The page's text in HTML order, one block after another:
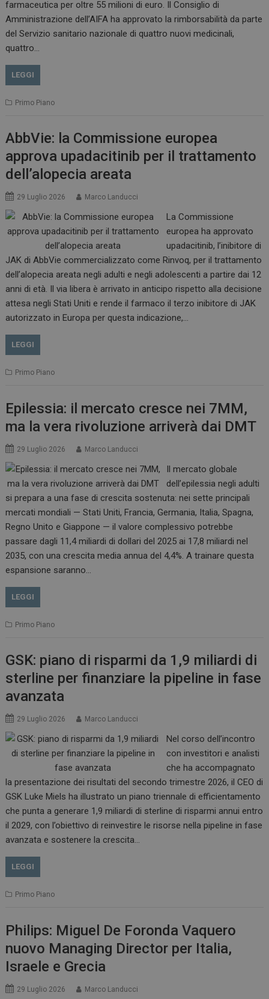
farmaceutica per oltre 55 milioni di euro. Il Consiglio di
Amministrazione dell’AIFA ha approvato la rimborsabilità da parte
del Servizio sanitario nazionale di quattro nuovi medicinali,
quattro…
LEGGI
Primo Piano
AbbVie: la Commissione europea
approva upadacitinib per il trattamento
dell’alopecia areata
29 Luglio 2026 Marco Landucci
La Commissione
europea ha approvato
upadacitinib, l’inibitore di
JAK di AbbVie commercializzato come Rinvoq, per il trattamento
dell’alopecia areata negli adulti e negli adolescenti a partire dai 12
anni di età. Il via libera è arrivato in anticipo rispetto alla decisione
attesa negli Stati Uniti e rende il farmaco il terzo inibitore di JAK
autorizzato in Europa per questa indicazione,…
LEGGI
Primo Piano
Epilessia: il mercato cresce nei 7MM,
ma la vera rivoluzione arriverà dai DMT
29 Luglio 2026 Marco Landucci
Il mercato globale
dell’epilessia negli adulti
si prepara a una fase di crescita sostenuta: nei sette principali
mercati mondiali — Stati Uniti, Francia, Germania, Italia, Spagna,
Regno Unito e Giappone — il valore complessivo potrebbe
passare dagli 11,4 miliardi di dollari del 2025 ai 17,8 miliardi nel
2035, con una crescita media annua del 4,4%. A trainare questa
espansione saranno…
LEGGI
Primo Piano
GSK: piano di risparmi da 1,9 miliardi di
sterline per finanziare la pipeline in fase
avanzata
29 Luglio 2026 Marco Landucci
Nel corso dell’incontro
con investitori e analisti
che ha accompagnato
la presentazione dei risultati del secondo trimestre 2026, il CEO di
GSK Luke Miels ha illustrato un piano triennale di efficientamento
che punta a generare 1,9 miliardi di sterline di risparmi annui entro
il 2029, con l’obiettivo di reinvestire le risorse nella pipeline in fase
avanzata e sostenere la crescita…
LEGGI
Primo Piano
Philips: Miguel De Foronda Vaquero
nuovo Managing Director per Italia,
Israele e Grecia
29 Luglio 2026 Marco Landucci
VISITOR_INFO1_LIVE
Google LLC
.youtube.com
5